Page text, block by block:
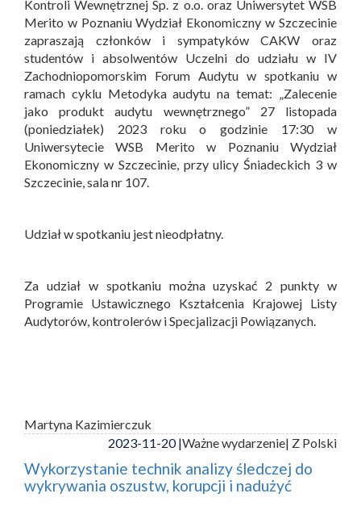
Kontroli Wewnętrznej Sp. z o.o. oraz Uniwersytet WSB
Merito w Poznaniu Wydział Ekonomiczny w Szczecinie
zapraszają członków i sympatyków CAKW oraz
studentów i absolwentów Uczelni do udziału w IV
Zachodniopomorskim Forum Audytu w spotkaniu w
ramach cyklu Metodyka audytu na temat: „Zalecenie
jako produkt audytu wewnętrznego” 27 listopada
(poniedziałek) 2023 roku o godzinie 17:30 w
Uniwersytecie WSB Merito w Poznaniu Wydział
Ekonomiczny w Szczecinie, przy ulicy Śniadeckich 3 w
Szczecinie, sala nr 107.
Udział w spotkaniu jest nieodpłatny.
Za udział w spotkaniu można uzyskać 2 punkty w
Programie Ustawicznego Kształcenia Krajowej Listy
Audytorów, kontrolerów i Specjalizacji Powiązanych.
Martyna Kazimierczuk
2023-11-20 |Ważne wydarzenie| Z Polski
Wykorzystanie technik analizy śledczej do
wykrywania oszustw, korupcji i nadużyć